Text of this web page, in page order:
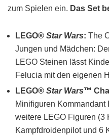
zum Spielen ein. Das Set
LEGO® Star Wars: The
Jungen und Mädchen:
LEGO Steinen lässt
Felucia mit den eigenen
LEGO® Star Wars™
Minifiguren
weitere LEGO Figuren (3
Kampfdroidenpilot und 6